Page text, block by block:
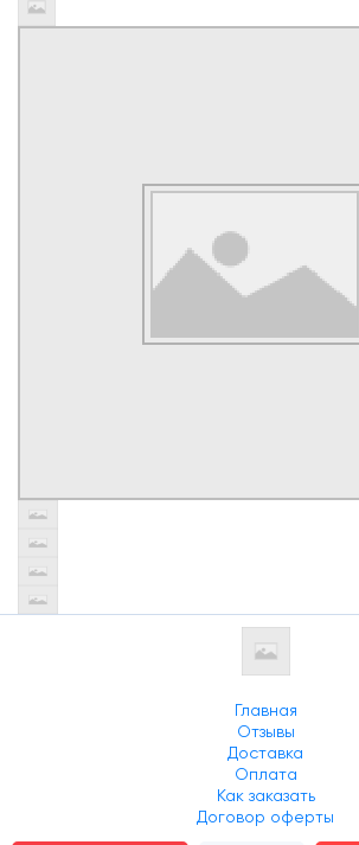
Главная
Отзывы
Доставка
Оплата
Как заказать
Договор оферты